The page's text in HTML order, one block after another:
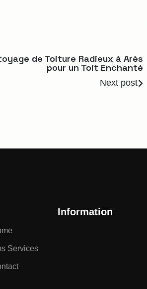
de Toiture Radieux à Arès
pour un Toit Enchanté
Next post
Information
Services